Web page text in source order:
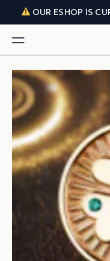
Skip to content
OUR ESHOP IS